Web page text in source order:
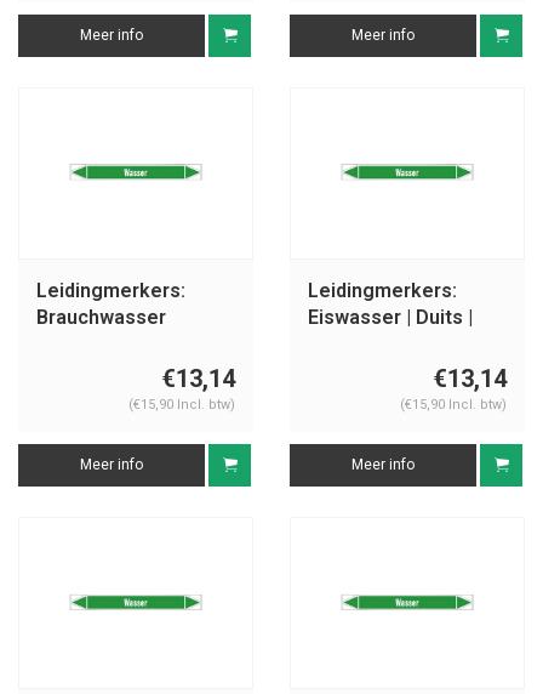
Meer info Meer info
Leidingmerkers:
Brauchwasser
€13,14
(€15,90 Incl. btw)
Meer info
Leidingmerkers:
Eiswasser | Duits |
€13,14
(€15,90 Incl. btw)
Meer info